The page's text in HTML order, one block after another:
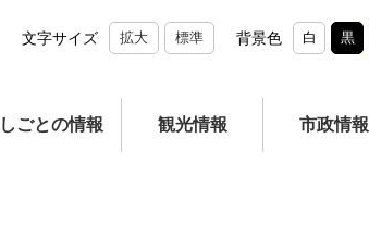
文字サイズ 拡大 標準 背景色 白 黒
しごとの情報 観光情報 市政情報